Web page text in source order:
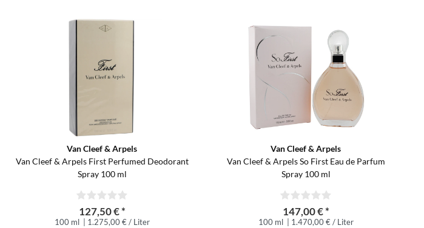
Van Cleef & Arpels
Van Cleef & Arpels First Perfumed Deodorant
Spray 100 ml
127,50 € *
100 ml | 1.275,00 € / Liter
Van Cleef & Arpels
Van Cleef & Arpels So First Eau de Parfum
Spray 100 ml
147,00 € *
100 ml | 1.470,00 € / Liter